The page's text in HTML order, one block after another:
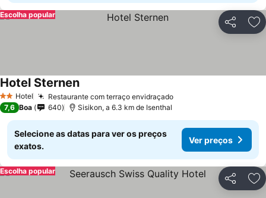
Partilhar
Escolha popular
2 Estrelas
Hotel Restaurante com terraço envidraçado
Hotel Sternen
7,6 Boa 640 Sisikon, a 6.3 km de Isenthal
Selecione as datas para ver os preços
exatos.
Ver preços
Partilhar
Escolha popular